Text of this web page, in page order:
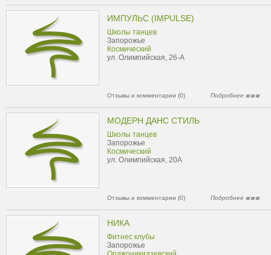
ИМПУЛЬС (IMPULSE)
Школы танцев
Запорожье
Космический
ул. Олимпийская, 26-А
Отзывы и комментарии (0) Подробнее
МОДЕРН ДАНС СТИЛЬ
Школы танцев
Запорожье
Космический
ул. Олимпийская, 20А
Отзывы и комментарии (0) Подробнее
НИКА
Фитнес клубы
Запорожье